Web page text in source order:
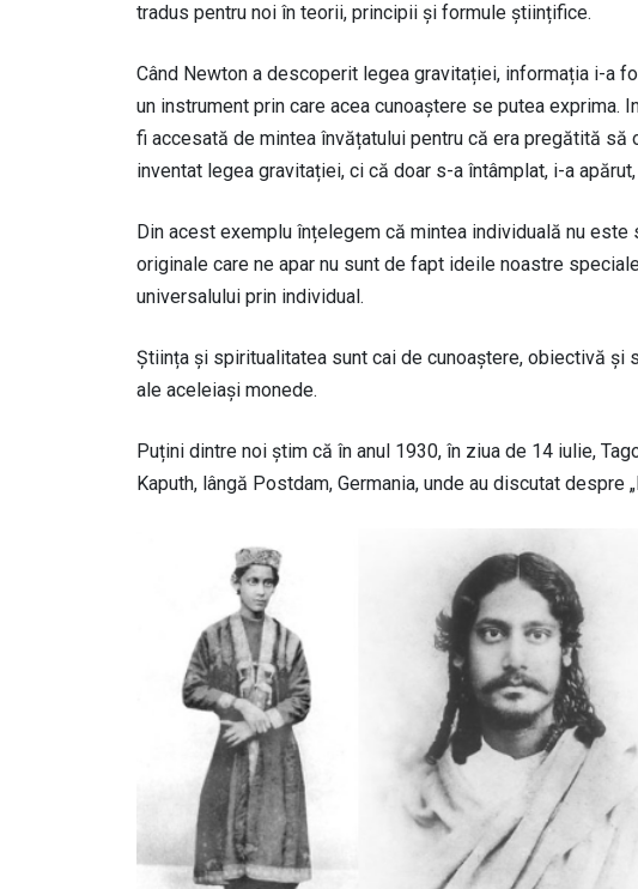
tradus pentru noi în teorii, principii și formule științifice.
Când Newton a descoperit legea gravitației, informația i-a
un instrument prin care acea cunoaștere se putea exprima.
fi accesată de mintea învățatului pentru că era pregătită să
inventat legea gravitației, ci că doar s-a întâmplat, i-a
Din acest exemplu înțelegem că mintea individuală nu
originale care ne apar nu sunt de fapt ideile noastre
universalului prin individual.
Știința și spiritualitatea sunt cai de cunoaștere, obiectivă
ale aceleiași monede.
Puțini dintre noi știm că în anul 1930, în ziua de 14 iulie,
Kaputh, lângă Postdam, Germania, unde au discutat despre